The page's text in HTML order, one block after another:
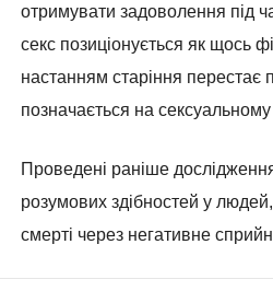
отримувати задоволення під
секс позиціонується як щось
настанням старіння перестає
позначається на сексуальному
Проведені раніше
розумових здібностей у
смерті через негативне